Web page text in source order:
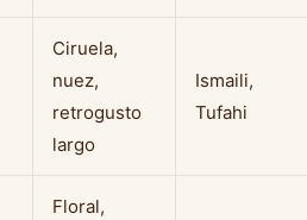
Ciruela,
nuez,
retrogusto
largo
Ismaili,
Tufahi
Floral,